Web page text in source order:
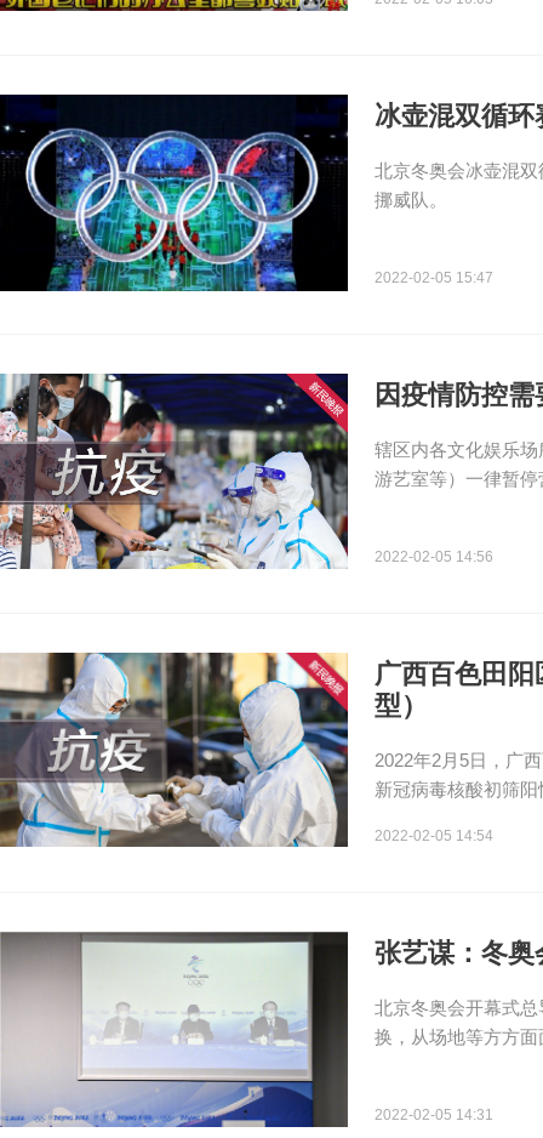
冰壶混双循
北京冬奥会冰壶混
挪威队。
2022-02-05 15:47
因疫情防控
辖区内各文化娱乐
游艺室等）一律暂停
2022-02-05 14:56
广西百色田
型）
2022年2月5日，广
新冠病毒核酸初筛
2022-02-05 14:54
张艺谋：冬奥
北京冬奥会开幕式
换，从场地等方方
2022-02-05 14:31